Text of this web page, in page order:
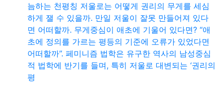
늠하는 천평칭 저울로는 어떻게 권리의 무게를 세심
하게 잴 수 있을까. 만일 저울이 잘못 만들어져 있다
면 어떠할까. 무게중심이 애초에 기울어 있다면? “애
초에 정의를 가르는 평등의 기준에 오류가 있었다면
어떠할까”. 페미니즘 법학은 유구한 역사의 남성중심
적 법학에 반기를 들며, 특히 저울로 대변되는 ‘권리의
평